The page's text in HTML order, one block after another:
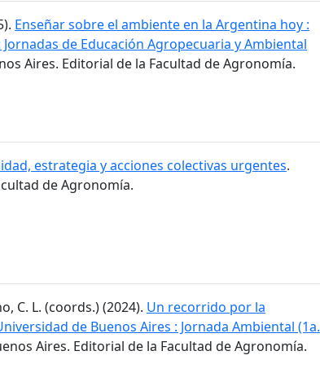
Enseñar sobre el ambiente en la Argentina hoy :
Jornadas de Educación Agropecuaria y Ambiental
Aires. Editorial de la Facultad de Agronomía.
estrategia y acciones colectivas urgentes.
de Agronomía.
C. L. (coords.) (2024). Un recorrido por la
de Buenos Aires : Jornada Ambiental (1a.
Aires. Editorial de la Facultad de Agronomía.